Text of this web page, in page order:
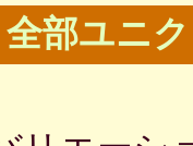
部ユニ